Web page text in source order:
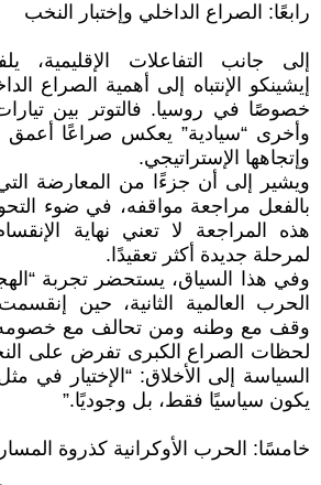
رابعًا: الصراع الداخلي وإختبار النخب
إلى جانب التفاعلات الإقليمية،
إيشينكو الإنتباه إلى أهمية الصراع
خصوصًا في روسيا. فالتوتر بين
وأخرى “سيادية” يعكس صراعًا أعمق
وإتجاهها الإستراتيجي.
ويشير إلى أن جزءًا من المعارضة التي
بالفعل مراجعة مواقفه، في ضوء
هذه المراجعة لا تعني نهاية
لمرحلة جديدة أكثر تعقيدًا.
وفي هذا السياق، يستحضر تجربة
الحرب العالمية الثانية، حين
وقف مع وطنه ومن تحالف مع
لحظات الصراع الكبرى تفرض على
السياسة إلى الأخلاق: “الإختيار في
يكون سياسيًا فقط، بل وجوديًا.”
خامسًا: الحرب الأوكرانية كذروة المسار